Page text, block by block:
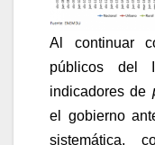
Al continuar
públicos del
indicadores de
el gobierno
sistemática,